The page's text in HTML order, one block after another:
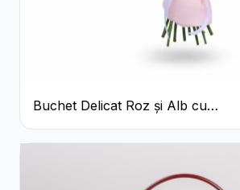
Buchet Delicat Roz și Alb cu
Trandafiri și Lisianthus